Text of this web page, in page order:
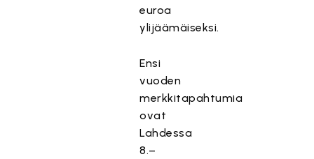
euroa
ylijäämäiseksi.
Ensi
vuoden
merkkitapahtumia
ovat
Lahdessa
8.–